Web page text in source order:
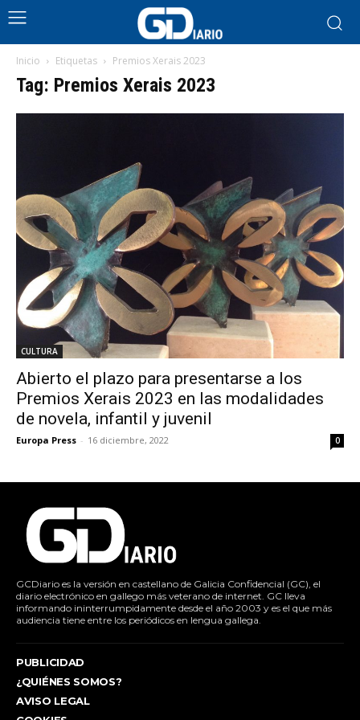
Inicio Etiquetas Premios Xerais 2023
Tag: Premios Xerais 2023
CULTURA
Abierto el plazo para presentarse a los
Premios Xerais 2023 en las modalidades
de novela, infantil y juvenil
Europa Press - 16 diciembre, 2022 0
GCDiario es la versión en castellano de Galicia Confidencial (GC), el
diario electrónico en gallego más veterano de internet. GC lleva
informando ininterrumpidamente desde el año 2003 y es el que más
audiencia tiene entre los periódicos en lengua gallega.
PUBLICIDAD
¿QUIÉNES SOMOS?
AVISO LEGAL